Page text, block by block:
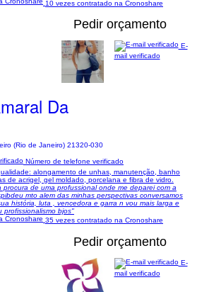
10 vezes contratado na Cronoshare
Pedir orçamento
Da
(Rio de Janeiro) 21320-030
E-
mail verificado
Número de telefone verificado
alongamento de unhas, manutenção, banho
de acrigel, gel moldado, porcelana e fibra de vidro.
procura de uma profussional onde me deparei com a
mto alem das minhas perspectivas conversamos
história, luta , vencedora e garra n vou mais larga e
profissionalismo bjos"
35 vezes contratado na Cronoshare
Pedir orçamento
E-
mail verificado